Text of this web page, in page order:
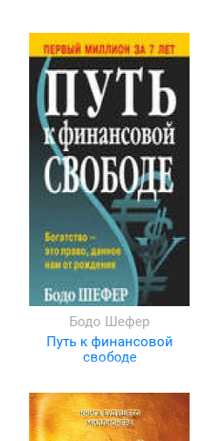
Бодо Шефер
Путь к финансовой
свободе